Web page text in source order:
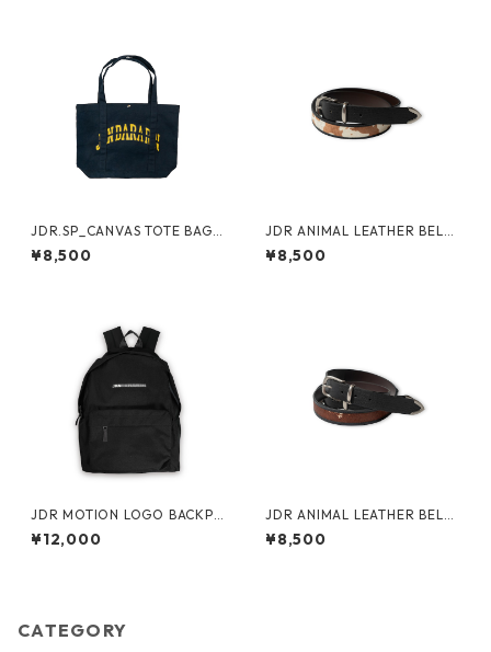
JDR.SP_CANVAS TOTE BAG
（ALL NAVY）
¥8,500
JDR ANIMAL LEATHER BELT
（PATTERN A）
¥8,500
JDR MOTION LOGO BACKPA
CK
¥12,000
JDR ANIMAL LEATHER BELT
（PATTERN B）
¥8,500
CATEGORY